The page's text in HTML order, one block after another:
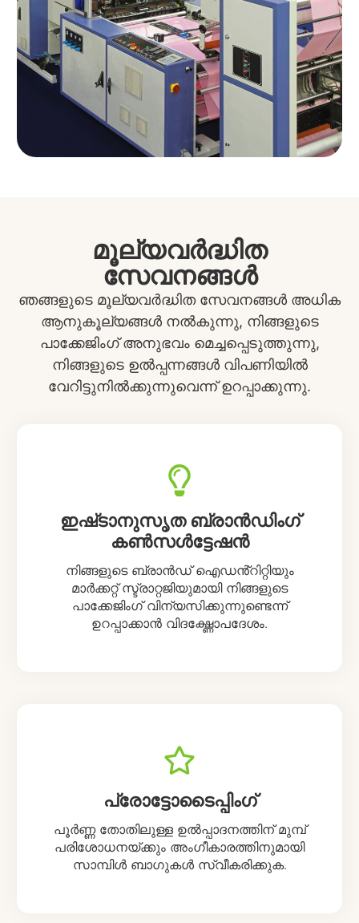
ഇഷ്‌ടാനുസൃത ബ്രാൻഡിംഗ്
കൺസൾട്ടേഷൻ
നിങ്ങളുടെ ബ്രാൻഡ് ഐഡൻ്റിറ്റിയും
മാർക്കറ്റ് സ്ട്രാറ്റജിയുമായി നിങ്ങളുടെ
പാക്കേജിംഗ് വിന്യസിക്കുന്നുണ്ടെന്ന്
ഉറപ്പാക്കാൻ വിദഗ്ദ്ധോപദേശം.
പ്രോട്ടോടൈപ്പിംഗ്
പൂർണ്ണ തോതിലുള്ള ഉൽപ്പാദനത്തിന് മുമ്പ്
പരിശോധനയ്ക്കും അംഗീകാരത്തിനുമായി
സാമ്പിൾ ബാഗുകൾ സ്വീകരിക്കുക.
മൂല്യവർദ്ധിത
സേവനങ്ങൾ
ഞങ്ങളുടെ മൂല്യവർദ്ധിത സേവനങ്ങൾ അധിക
ആനുകൂല്യങ്ങൾ നൽകുന്നു, നിങ്ങളുടെ
പാക്കേജിംഗ് അനുഭവം മെച്ചപ്പെടുത്തുന്നു,
നിങ്ങളുടെ ഉൽപ്പന്നങ്ങൾ വിപണിയിൽ
വേറിട്ടുനിൽക്കുന്നുവെന്ന് ഉറപ്പാക്കുന്നു.